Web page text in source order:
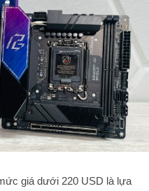
giá dưới 220 USD là lựa